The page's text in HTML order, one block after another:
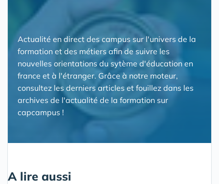
Actualité en direct des campus sur l'univers de la
formation et des métiers afin de suivre les
nouvelles orientations du sytème d'éducation en
france et à l'étranger. Grâce à notre moteur,
consultez les derniers articles et fouillez dans les
archives de l'actualité de la formation sur
capcampus !
A lire aussi